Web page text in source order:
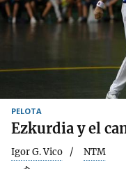
PELOTA
Ezkurdia y el
Igor G. Vico NTM